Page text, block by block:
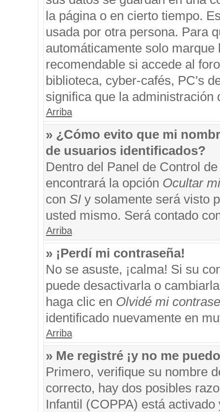
la página o en cierto tiempo.
usada por otra persona. Para
automáticamente solo
recomendable si accede al
biblioteca, cyber-cafés, PC's
significa que la administración
Arriba
» ¿Cómo evito que mi
de usuarios identificados?
Dentro del Panel de Control
encontrará la opción Ocultar
con SIy solamente será visto
usted mismo. Será contado
Arriba
» ¡Perdí mi contraseña!
No se asuste, ¡calma! Si su
puede desactivarla o
haga clic en Olvidé mi
identificado nuevamente en
Arriba
» Me registré ¡y no me
Primero, verifique su nombre
correcto, hay dos posibles
Infantil (COPPA) está